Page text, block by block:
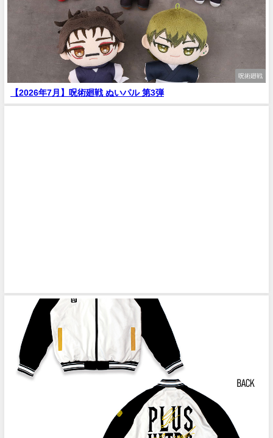
呪術廻戦
【2026年7月】呪術廻戦 ぬいパル 第3弾